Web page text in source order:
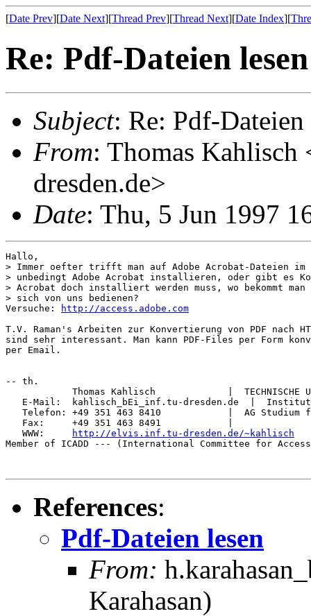
[Date Prev][Date Next][Thread Prev][Thread Next][Date Index][
Re: Pdf-Dateien lesen
Subject: Re: Pdf-Dateien
From: Thomas
dresden.de>
Date: Thu, 5 Jun 1997
Hallo,
> Immer oefter trifft man auf Adobe Acrobat-Dateien im
> unbedingt Adobe Acrobat installieren, oder gibt es
> Acrobat doch installiert werden muss, wo bekommt
> sich von uns bedienen?
Versuche:
http://access.adobe.com
T.V. Raman's Arbeiten zur Konvertierung von PDF nach
sind sehr interessant. Man kann PDF-Files per Form
per Email.
-- th.
Thomas Kahlisch             |  TECHNISCHE
E-Mail:  kahlisch_bEi_inf.tu-dresden.de  |
Telefon: +49 351 463 8410            |  AG Studium
Fax:     +49 351 463 8491            |
   WWW:
http://elvis.inf.tu-dresden.de/~kahlisch
Member of ICADD --- (International Committee for
References:
Pdf-Dateien lesen
From:
Karahasan)